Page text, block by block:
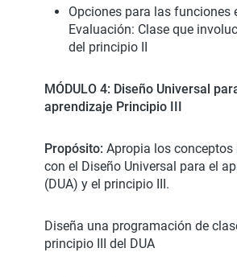
Opciones para las funciones
Evaluación: Clase que
del principio II
MÓDULO 4: Diseño Universal
aprendizaje Principio III
Propósito: Apropia los
con el Diseño Universal para el
(DUA) y el principio III.
Diseña una programación de
principio III del DUA